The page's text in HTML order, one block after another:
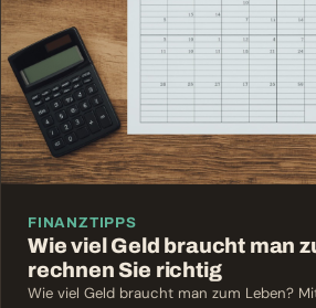
FINANZTIPPS
Wie viel Geld braucht man
rechnen Sie richtig
Wie viel Geld braucht man zum Leben?